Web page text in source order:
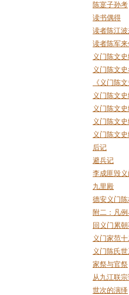
陈寔子孙考
读书偶得
读者陈江
读者陈军
义门陈文
义门陈文
《义门陈
义门陈文
义门陈文
义门陈文
义门陈文
后记
避兵记
李成匪毁
九里殿
德安义门
附二：凡
回义门累朝
义门家范十
义门陈氏
家祭与官祭
从九江联
世次的演绎